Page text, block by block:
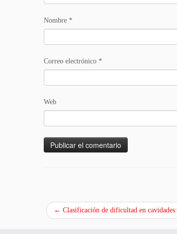
Nombre *
Correo electrónico *
Web
← Clasificación de dificultad en cavidades: